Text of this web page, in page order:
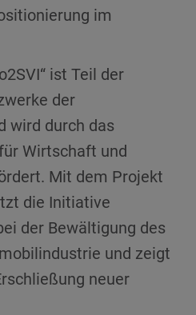
im
ist Teil der
der
wird durch das
Wirtschaft und
Mit dem Projekt
die Initiative
der Bewältigung des
und zeigt
neuer